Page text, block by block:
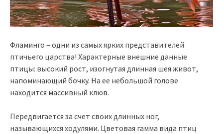
Фламинго – одни из самых ярких представителей
птичьего царства! Характерные внешние данные
птицы: высокий рост, изогнутая длинная шея живот,
напоминающий бочку. На ее небольшой голове
находится массивный клюв.
Передвигается за счет своих длинных ног,
называющихся ходулями. Цветовая гамма вида птиц